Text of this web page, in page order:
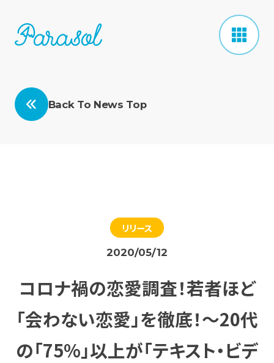
Back To News Top
リリース
2020/05/12
コロナ禍の恋愛調査！若者ほど
「会わない恋愛」を徹底！～20代
の「75%」以上が「テキスト・ビデ